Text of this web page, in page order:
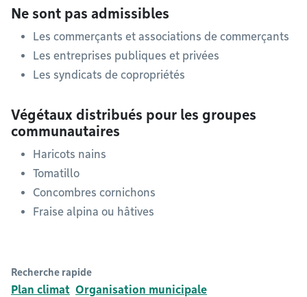
Ne sont pas admissibles
Les commerçants et associations de commerçants
Les entreprises publiques et privées
Les syndicats de copropriétés
Végétaux distribués pour les groupes
communautaires
Haricots nains
Tomatillo
Concombres cornichons
Fraise alpina ou hâtives
Recherche rapide
Plan climat Organisation municipale